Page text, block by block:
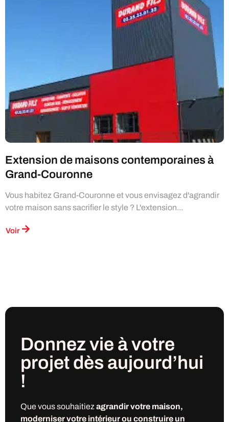
Extension de maisons contemporaines à
Grand-Couronne
Vous habitez Grand-Couronne et vous envisagez d'agrandir
votre maison sans sacrifier le style ? L'extension...
Voir
Donnez vie à votre
projet dès aujourd’hui
!
Que vous souhaitiez agrandir votre maison,
moderniser votre intérieur ou construire un